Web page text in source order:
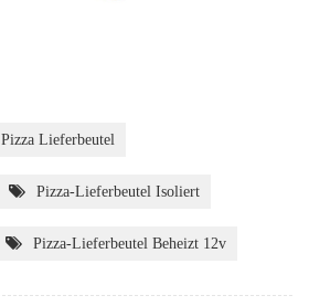
Pizza Lieferbeutel
Pizza-Lieferbeutel Isoliert
Pizza-Lieferbeutel Beheizt 12v